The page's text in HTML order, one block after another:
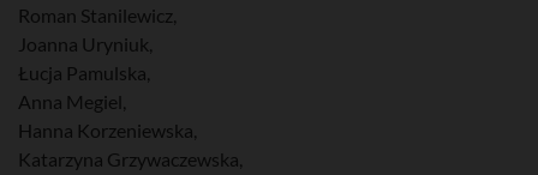
Roman Stanilewicz,
Joanna Uryniuk,
Łucja Pamulska,
Anna Megiel,
Hanna Korzeniewska,
Katarzyna Grzywaczewska,